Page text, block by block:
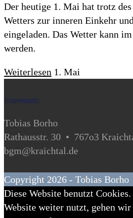
Der heutige 1. Mai hat trotz des
Wetters zur inneren Einkehr
eingeladen. Das Wetter kann
werden.
Weiterlesen 1. Mai
Impressum:
Tobias Borho
Rathausstr. 30 • 767o3
bgm@kraichtal.de
Copyright 2026 - Tobias Borho
Diese Website benutzt
Website weiter nutzt, gehen wir